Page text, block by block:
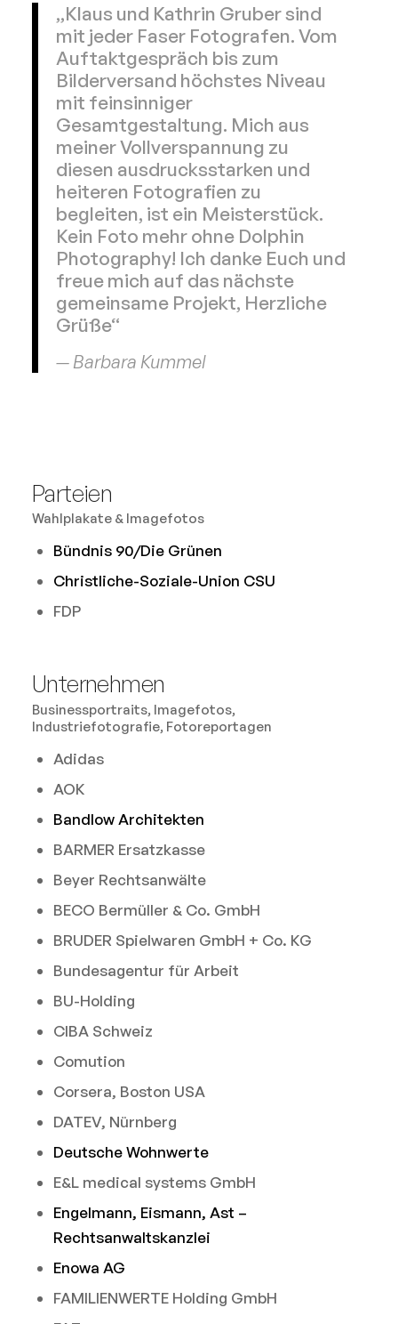
„Klaus und Kathrin Gruber sind
mit jeder Faser Fotografen. Vom
Auftaktgespräch bis zum
Bilderversand höchstes Niveau
mit feinsinniger
Gesamtgestaltung. Mich aus
meiner Vollverspannung zu
diesen ausdrucksstarken und
heiteren Fotografien zu
begleiten, ist ein Meisterstück.
Kein Foto mehr ohne Dolphin
Photography! Ich danke Euch und
freue mich auf das nächste
gemeinsame Projekt, Herzliche
Grüße“
— Barbara Kummel
Parteien
Wahlplakate & Imagefotos
Bündnis 90/Die Grünen
Christliche-Soziale-Union CSU
FDP
Unternehmen
Businessportraits, Imagefotos,
Industriefotografie, Fotoreportagen
Adidas
AOK
Bandlow Architekten
BARMER Ersatzkasse
Beyer Rechtsanwälte
BECO Bermüller & Co. GmbH
BRUDER Spielwaren GmbH + Co. KG
Bundesagentur für Arbeit
BU-Holding
CIBA Schweiz
Comution
Corsera, Boston USA
DATEV, Nürnberg
Deutsche Wohnwerte
E&L medical systems GmbH
Engelmann, Eismann, Ast –
Rechtsanwaltskanzlei
Enowa AG
FAMILIENWERTE Holding GmbH